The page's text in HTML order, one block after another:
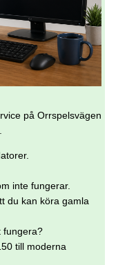
på Orrspelsvägen
inte fungerar.
du kan köra gamla
fungera?
till moderna